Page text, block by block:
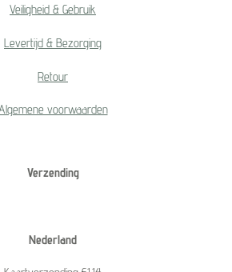
Veiligheid & Gebruik
Levertijd & Bezorging
Retour
voorwaarden
Verzending
Nederland